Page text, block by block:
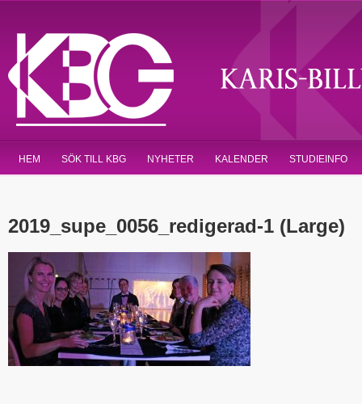
HEM SÖK TILL KBG NYHETER KALENDER STUDIEINFO
2019_supe_0056_redigerad-1 (Large)